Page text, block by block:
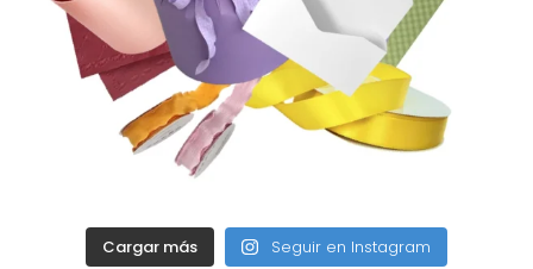
Cargar más Seguir en Instagram